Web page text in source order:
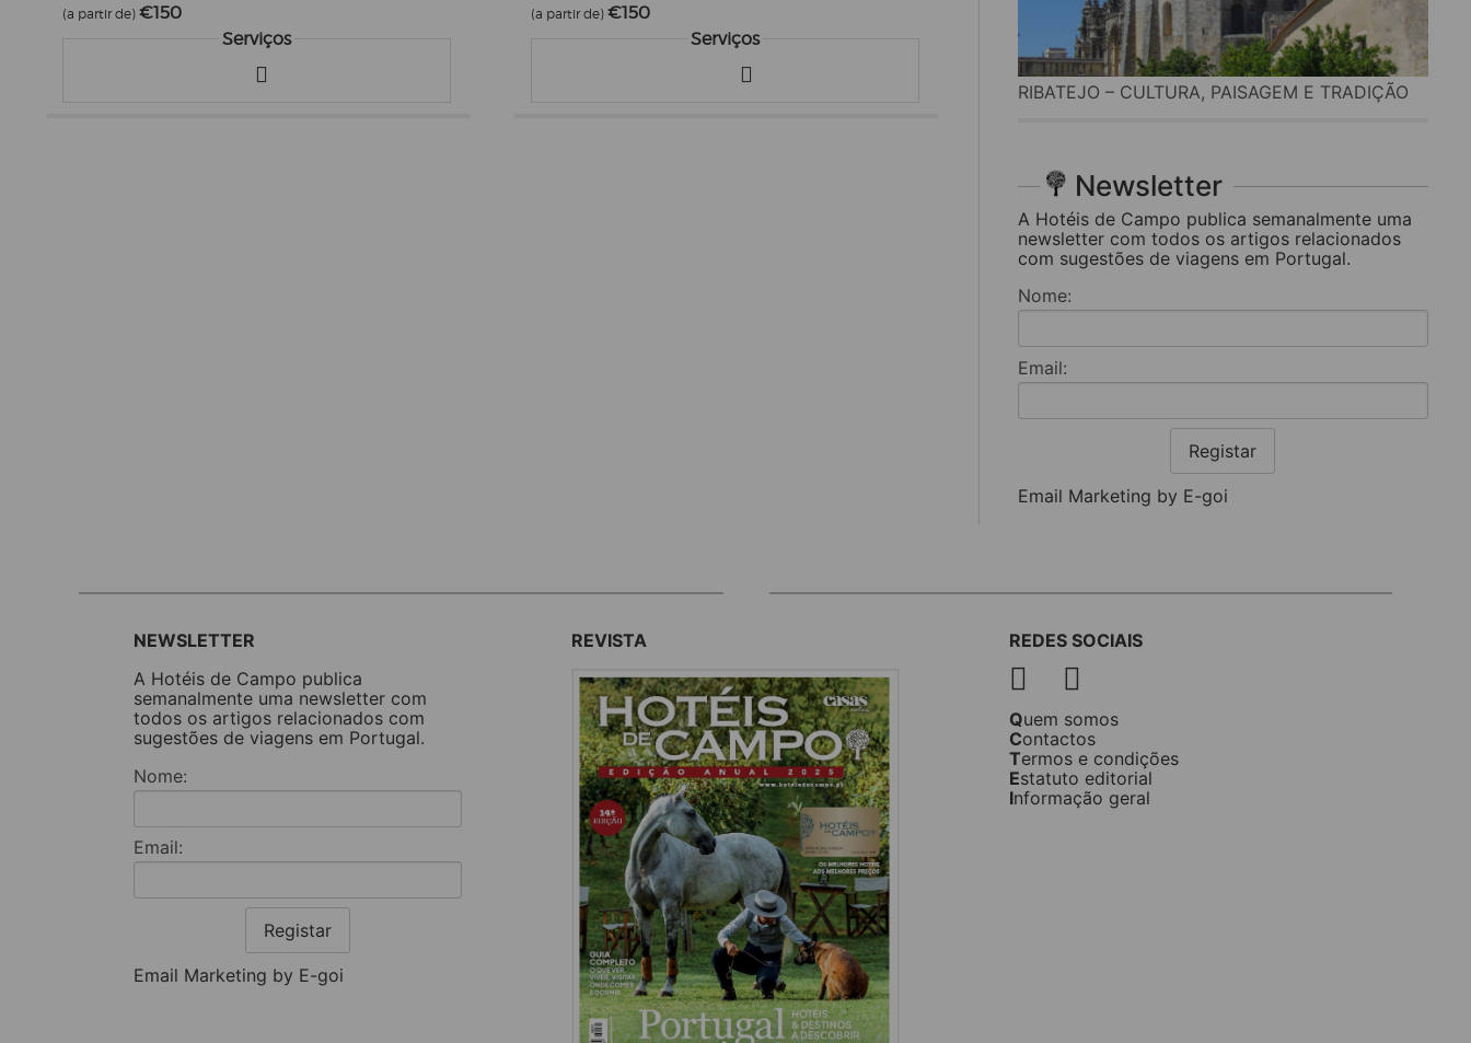
(a partir de) €150
Serviços
(a partir de) €150
Serviços
RIBATEJO – CULTURA, PAISAGEM E TRADIÇÃO
Newsletter
A Hotéis de Campo publica semanalmente uma
newsletter com todos os artigos relacionados
com sugestões de viagens em Portugal.
Nome:
Email:
Registar
Email Marketing by E-goi
NEWSLETTER
A Hotéis de Campo publica
semanalmente uma newsletter com
todos os artigos relacionados com
sugestões de viagens em Portugal.
Nome:
Email:
Registar
Email Marketing by E-goi
REVISTA REDES SOCIAIS
Quem somos
Contactos
Termos e condições
Estatuto editorial
Informação geral